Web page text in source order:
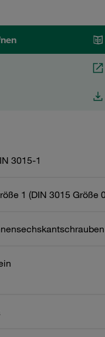
3015-1
1 (DIN 3015 Größe